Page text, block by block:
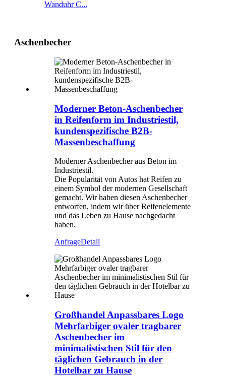
Wanduhr C...
Aschenbecher
Moderner Beton-Aschenbecher
in Reifenform im Industriestil,
kundenspezifische B2B-
Massenbeschaffung
Moderner Aschenbecher aus Beton im
Industriestil.
Die Popularität von Autos hat Reifen zu
einem Symbol der modernen Gesellschaft
gemacht. Wir haben diesen Aschenbecher
entworfen, indem wir über Reifenelemente
und das Leben zu Hause nachgedacht
haben.
AnfrageDetail
Großhandel Anpassbares Logo
Mehrfarbiger ovaler tragbarer
Aschenbecher im
minimalistischen Stil für den
täglichen Gebrauch in der
Hotelbar zu Hause